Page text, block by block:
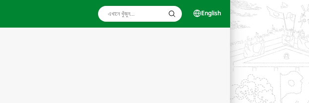
English